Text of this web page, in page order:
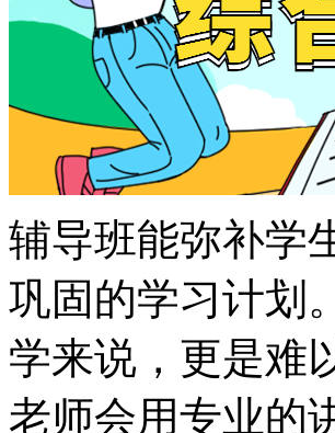
辅导班能弥补学
巩固的学习计划
学来说，更是难
老师会用专业的